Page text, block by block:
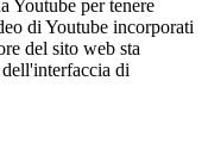
Youtube per tenere
di Youtube incorporati
del sito web sta
di